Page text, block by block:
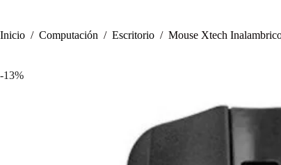
Inicio / Computación / Escritorio / Mouse Xtech
-13%